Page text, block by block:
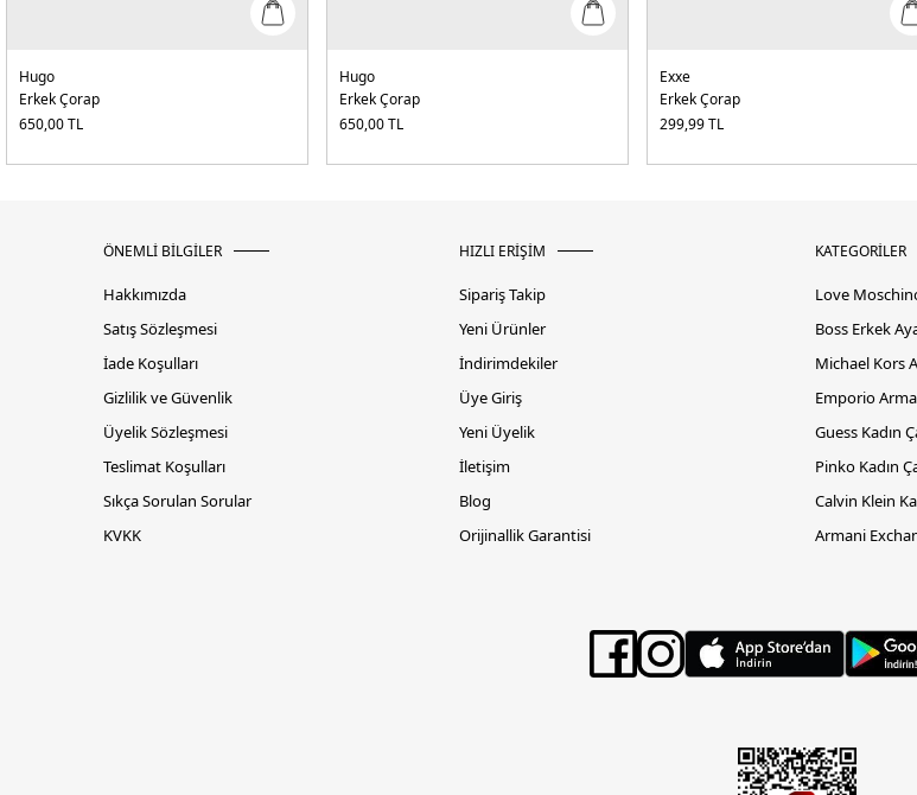
Hugo
Erkek Çorap
650,00TL
Hugo
Erkek Çorap
650,00TL
Exxe
Erkek Çorap
299,99TL
ÖNEMLİ BİLGİLER
Hakkımızda
Satış Sözleşmesi
İade Koşulları
Gizlilik ve Güvenlik
Üyelik Sözleşmesi
Teslimat Koşulları
Sıkça Sorulan Sorular
KVKK
HIZLI ERİŞİM
Sipariş Takip
Yeni Ürünler
İndirimdekiler
Üye Giriş
Yeni Üyelik
İletişim
Blog
Orijinallik Garantisi
KATEGORİLER
Love
Boss Erkek
Michael Kors
Emporio
Guess Kadın
Pinko Kadın
Calvin Klein
Armani